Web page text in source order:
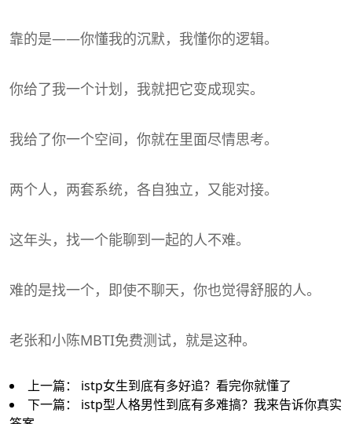
靠的是——你懂我的沉默，我懂你的逻辑。
你给了我一个计划，我就把它变成现实。
我给了你一个空间，你就在里面尽情思考。
两个人，两套系统，各自独立，又能对接。
这年头，找一个能聊到一起的人不难。
难的是找一个，即使不聊天，你也觉得舒服的人。
老张和小陈MBTI免费测试，就是这种。
上一篇： istp女生到底有多好追？看完你就懂了
下一篇： istp型人格男性到底有多难搞？我来告诉你真实